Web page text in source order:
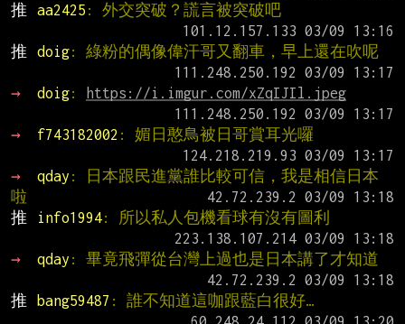
推
aa2425 : 外交突破？謊言被突破吧
推
doig: 綠粉的偶像偉汗哥又翻車，早上還在吹呢
→
doig:
https://i.imgur.com/xZqIJIl.jpeg
→
f743182002 : 媚日憨鳥被日哥賞耳光囉
→
qday : 日本跟民進黨誰比較可信，我是相信日本
啦
推
info1994: 所以私人包機看球有沒有圖利
→
qday : 畢竟飛彈從台灣上過也是日本講了才知道
推
bang59487 : 誰不知道這咖跟藍白很好…